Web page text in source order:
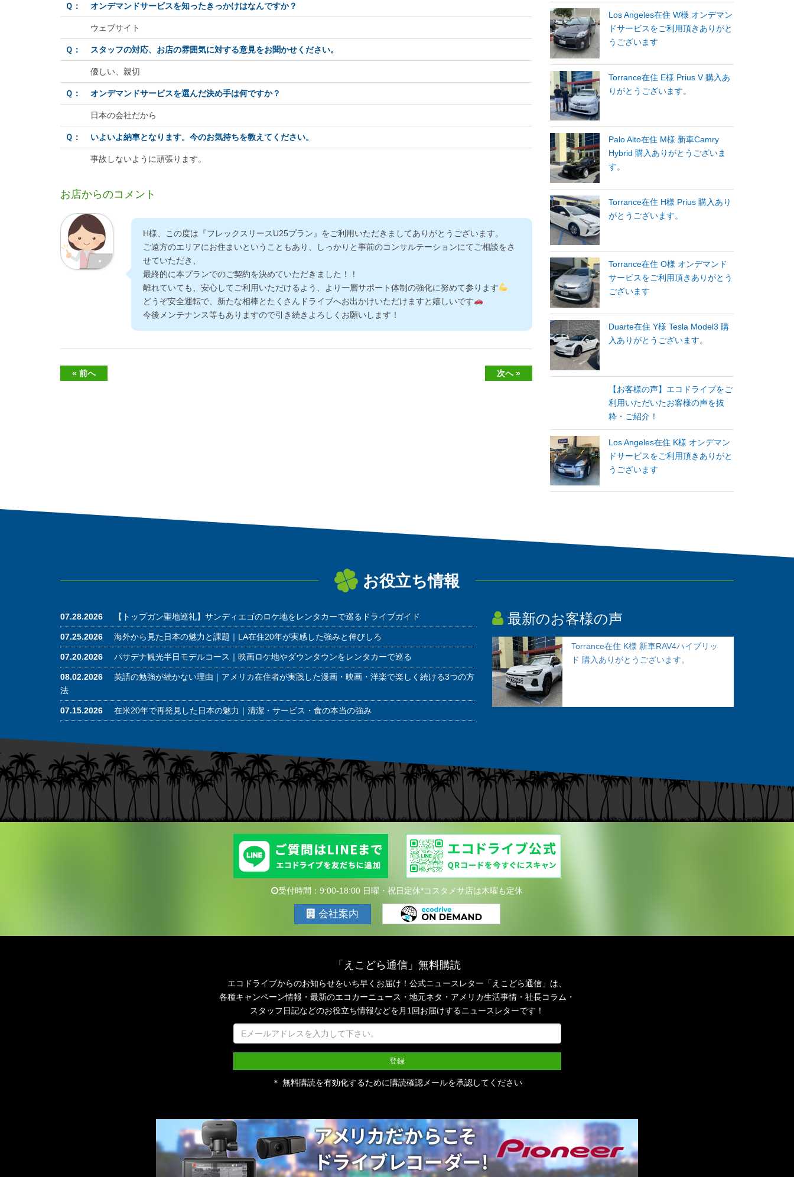
Ｑ： オンデマンドサービスを知ったきっかけはなんですか？
ウェブサイト
Ｑ： スタッフの対応、お店の雰囲気に対する意見をお聞かせください。
優しい、親切
Ｑ： オンデマンドサービスを選んだ決め手は何ですか？
日本の会社だから
Ｑ： いよいよ納車となります。今のお気持ちを教えてください。
事故しないように頑張ります。
お店からのコメント
H様、この度は『フレックスリースU25プラン』をご利用いただきましてありがとうございます。
ご遠方のエリアにお住まいということもあり、しっかりと事前のコンサルテーションにてご相談をさ
せていただき、
最終的に本プランでのご契約を決めていただきました！！
離れていても、安心してご利用いただけるよう、より一層サポート体制の強化に努めて参ります
どうぞ安全運転で、新たな相棒とたくさんドライブへお出かけいただけますと嬉しいです
今後メンテナンス等もありますので引き続きよろしくお願いします！
« 前へ 次へ »
Los Angeles在住 W様 オンデマン
ドサービスをご利用頂きありがと
うございます
Torrance在住 E様 Prius V 購入あ
りがとうございます。
Palo Alto在住 M様 新車Camry
Hybrid 購入ありがとうございま
す。
Torrance在住 H様 Prius 購入あり
がとうございます。
Torrance在住 O様 オンデマンド
サービスをご利用頂きありがとう
ございます
Duarte在住 Y様 Tesla Model3 購
入ありがとうございます。
【お客様の声】エコドライブをご
利用いただいたお客様の声を抜
粋・ご紹介！
Los Angeles在住 K様 オンデマン
ドサービスをご利用頂きありがと
うございます
お役立ち情報
07.28.2026 【トップガン聖地巡礼】サンディエゴのロケ地をレンタカーで巡るドライブガイド
07.25.2026 海外から見た日本の魅力と課題｜LA在住20年が実感した強みと伸びしろ
07.20.2026 パサデナ観光半日モデルコース｜映画ロケ地やダウンタウンをレンタカーで巡る
08.02.2026
英語の勉強が続かない理由｜アメリカ在住者が実践した漫画・映画・洋楽で楽しく続ける3つの方
法
07.15.2026 在米20年で再発見した日本の魅力｜清潔・サービス・食の本当の強み
最新のお客様の声
Torrance在住 K様 新車RAV4ハイブリッ
ド 購入ありがとうございます。
受付時間：9:00-18:00 日曜・祝日定休*コスタメサ店は木曜も定休
会社案内
「えこどら通信」無料購読
エコドライブからのお知らせをいち早くお届け！公式ニュースレター「えこどら通信」は、
各種キャンペーン情報・最新のエコカーニュース・地元ネタ・アメリカ生活事情・社長コラム・
スタッフ日記などのお役立ち情報などを月1回お届けするニュースレターです！
＊ 無料購読を有効化するために購読確認メールを承認してください